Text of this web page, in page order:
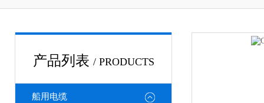
产品列表 / PRODUCTS
船用电缆